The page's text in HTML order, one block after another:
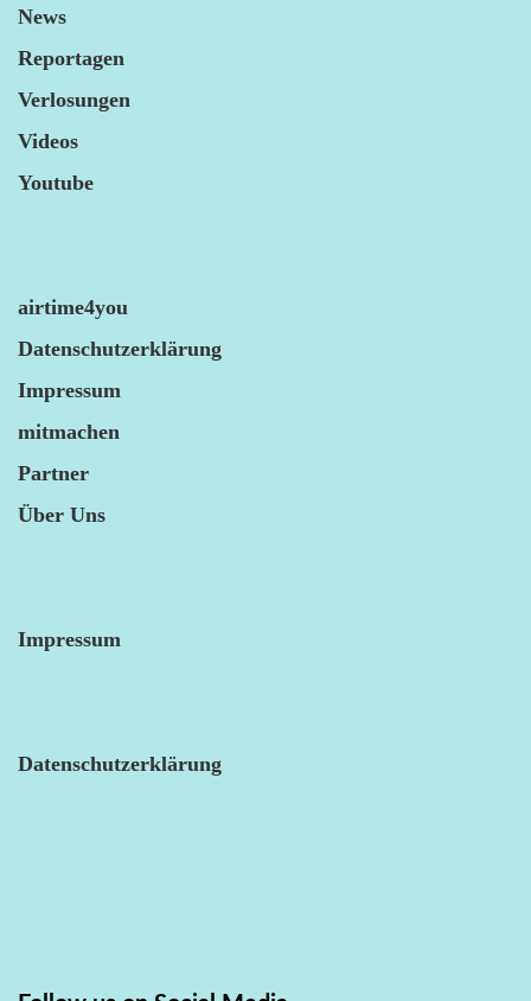
News
Reportagen
Verlosungen
Videos
Youtube
airtime4you
Datenschutzerklärung
Impressum
mitmachen
Partner
Über Uns
Impressum
Datenschutzerklärung